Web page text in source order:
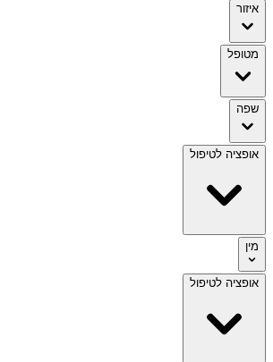
איזור
מטופל
שפה
אופציה לטיפול
מין
אופציה לטיפול